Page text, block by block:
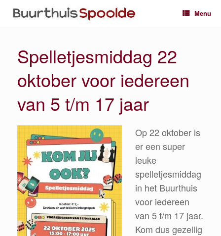
Menu
Spelletjesmiddag 22
oktober voor iedereen
van 5 t/m 17 jaar
Op 22 oktober is
er een super
leuke
spelletjesmiddag
in het Buurthuis
voor iedereen
van 5 t/m 17 jaar.
Kom dus gezellig